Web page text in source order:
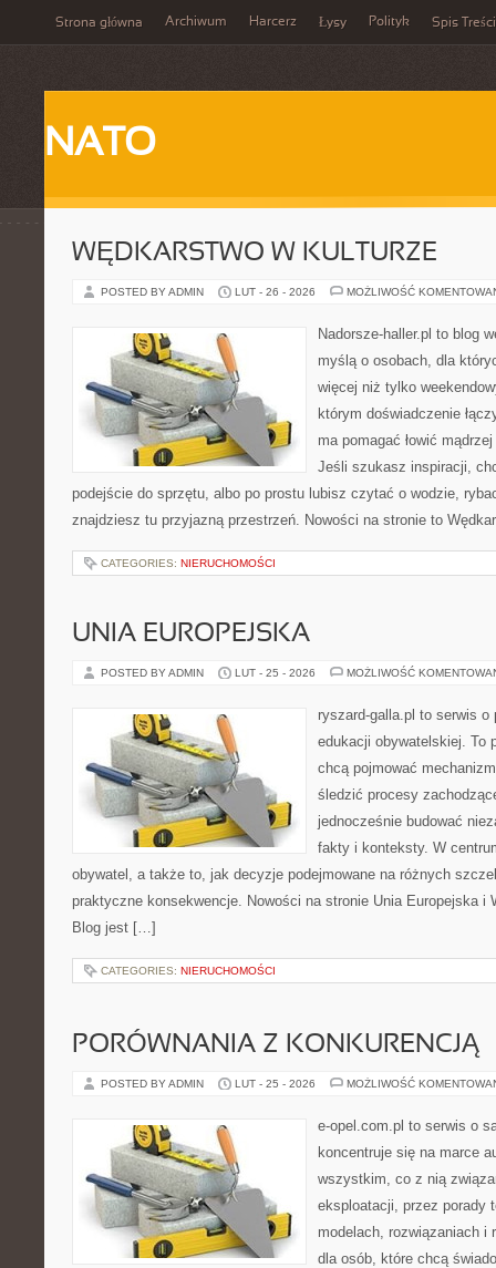
Strona główna Archiwum Harcerz Łysy Polityk Spis Treści
NATO
WĘDKARSTWO W KULTURZE
POSTED BY ADMIN LUT - 26 - 2026 MOŻLIWOŚĆ
Nadorsze-haller.pl to blog
myślą o osobach, dla
więcej niż tylko
którym doświadczenie
ma pomagać łowić
Jeśli szukasz inspiracji,
podejście do sprzętu, albo po prostu lubisz czytać o wodzie,
znajdziesz tu przyjazną przestrzeń. Nowości na stronie to
CATEGORIES: NIERUCHOMOŚCI
UNIA EUROPEJSKA
POSTED BY ADMIN LUT - 25 - 2026 MOŻLIWOŚĆ
ryszard-galla.pl to serwis
edukacji obywatelskiej. To
chcą pojmować
śledzić procesy
jednocześnie budować
fakty i konteksty. W
obywatel, a także to, jak decyzje podejmowane na różnych
praktyczne konsekwencje. Nowości na stronie Unia Europejska i
Blog jest […]
CATEGORIES: NIERUCHOMOŚCI
PORÓWNANIA Z KONKURENCJĄ
POSTED BY ADMIN LUT - 25 - 2026 MOŻLIWOŚĆ
e-opel.com.pl to serwis o
koncentruje się na marce
wszystkim, co z nią
eksploatacji, przez porady
modelach, rozwiązaniach i
dla osób, które chcą